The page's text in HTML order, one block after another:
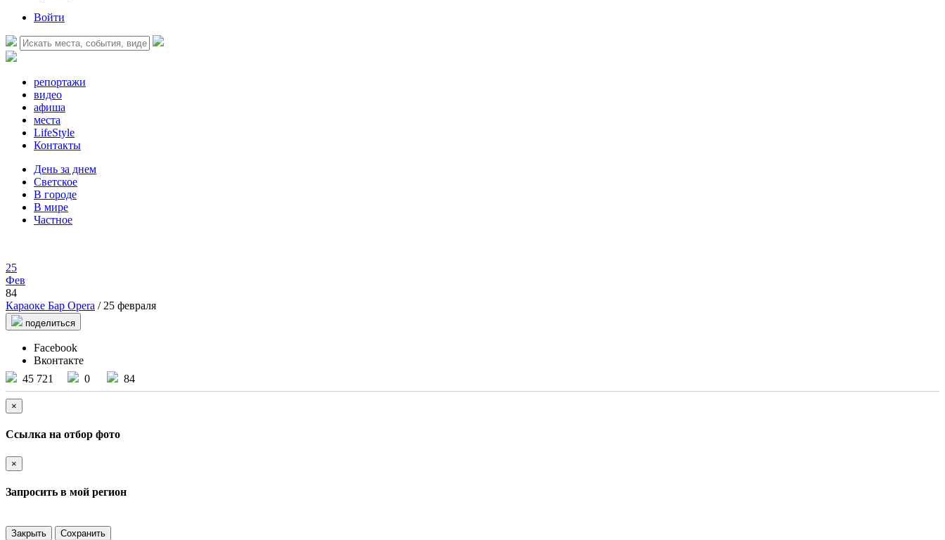
Войти
репортажи
видео
афиша
места
LifeStyle
Контакты
День за днем
Светское
В городе
В мире
Частное
25
Фев
84
Караоке Бар Opera / 25 февраля
поделиться
Facebook
Вконтакте
45 721
0 84
×
Ссылка на отбор фото
×
Запросить в мой регион
Закрыть Сохранить